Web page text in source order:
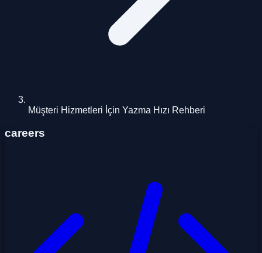
Müşteri Hizmetleri İçin Yazma Hızı Rehberi
careers